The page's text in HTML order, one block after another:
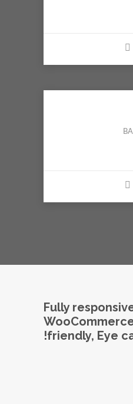
Fully
friendly, Eye